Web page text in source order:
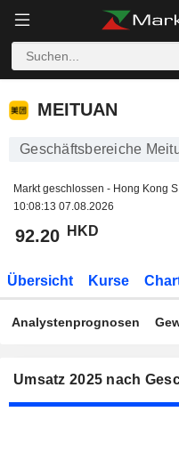
MEITUAN
MEITUAN
Geschäftsbereiche
Markt geschlossen - Hong Kong
10:08:13 07.08.2026
92.20 HKD
Übersicht Kurse
Analystenprognosen
Umsatz 2025 nach